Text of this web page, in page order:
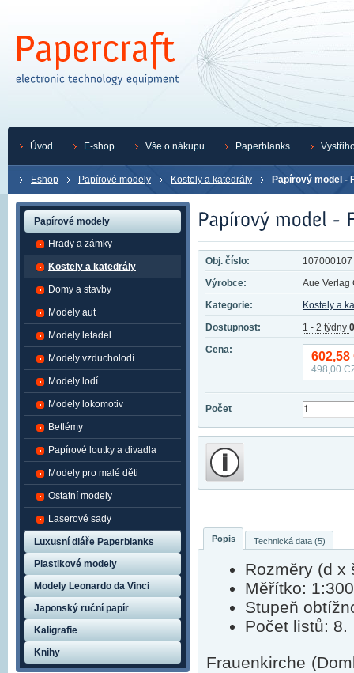
Eshop Papírové modely Kostely a katedrály Papírový model -
Obj. číslo:
107000107
Výrobce:
Aue Verlag
Kategorie:
Kostely a
Dostupnost:
1 - 2 týdny
Cena:
602,58
498,00
Počet
Popis Technická data (5)
Rozměry (d x
Měřítko:
Stupeň
Počet listů: 8.
Frauenkirche
Papírové modely
Hrady a zámky
Kostely a katedrály
Domy a stavby
Modely aut
Modely letadel
Modely vzducholodí
Modely lodí
Modely lokomotiv
Betlémy
Papírové loutky a divadla
Modely pro malé děti
Ostatní modely
Laserové sady
Luxusní diáře Paperblanks
Plastikové modely
Modely Leonardo da Vinci
Japonský ruční papír
Kaligrafie
Knihy
Úvod E-shop Vše o nákupu Paperblanks